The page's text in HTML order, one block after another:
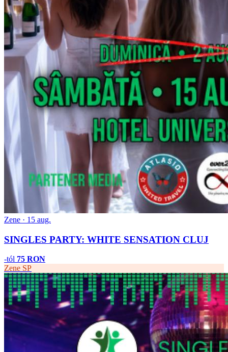
Zene · 15 aug.
SINGLES PARTY: WHITE SENSATION CLUJ
-tól 75 RON
Zene SP